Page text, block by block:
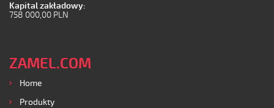
Kapital zakładowy:
758 000,00 PLN
ZAMEL.COM
Home
Produkty